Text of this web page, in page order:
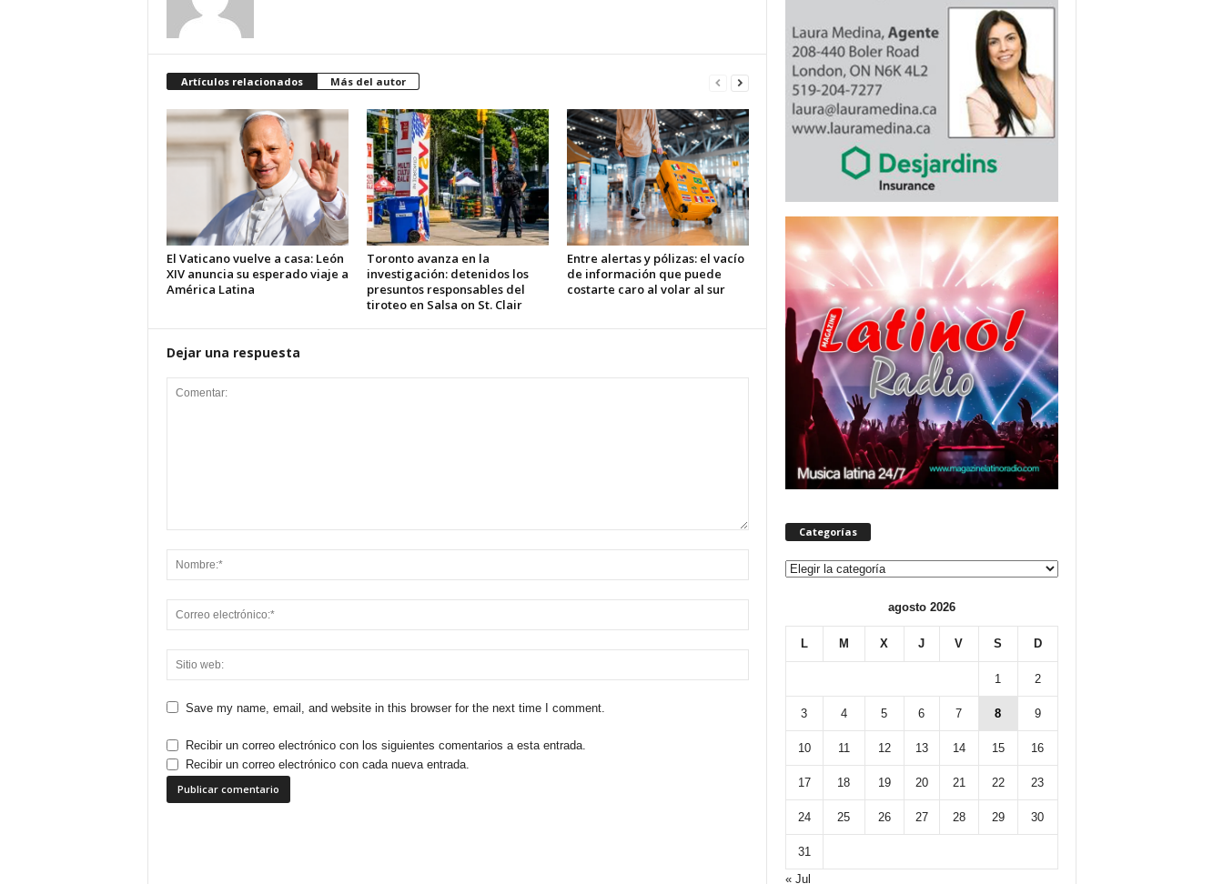
Artículos relacionados Más del autor
El Vaticano vuelve a casa: León
XIV anuncia su esperado viaje a
América Latina
Toronto avanza en la
investigación: detenidos los
presuntos responsables del
tiroteo en Salsa on St. Clair
Entre alertas y pólizas: el vacío
de información que puede
costarte caro al volar al sur
Dejar una respuesta
Save my name, email, and website in this browser for the next time I comment.
Recibir un correo electrónico con los siguientes comentarios a esta entrada.
Recibir un correo electrónico con cada nueva entrada.
Categorías
Categorías
agosto 2026
L M X J V S D
1 2
3 4 5 6 7 8 9
10 11 12 13 14 15 16
17 18 19 20 21 22 23
24 25 26 27 28 29 30
31
« Jul